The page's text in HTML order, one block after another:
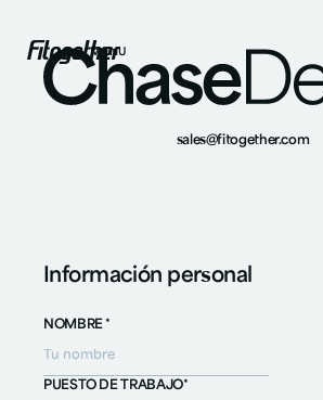
MENU
sales@fitogether.com
Información personal
NOMBRE *
PUESTO DE TRABAJO*